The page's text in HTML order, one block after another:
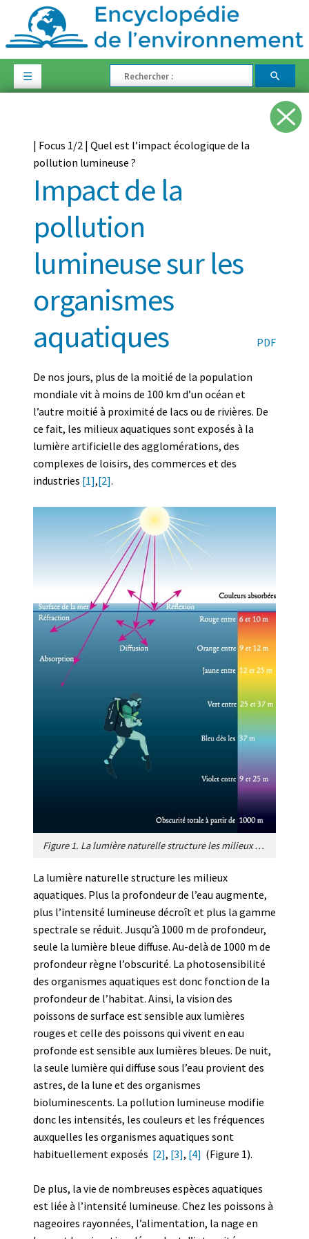
☰
| Focus 1/2 | Quel est l’impact écologique de la
pollution lumineuse ?
Impact de la
pollution
lumineuse sur les
organismes
aquatiques
PDF
De nos jours, plus de la moitié de la population
mondiale vit à moins de 100 km d’un océan et
l’autre moitié à proximité de lacs ou de rivières. De
ce fait, les milieux aquatiques sont exposés à la
lumière artificielle des agglomérations, des
complexes de loisirs, des commerces et des
industries [1],[2].
Figure 1. La lumière naturelle structure les milieux aquatiques : plus la profondeur de l’eau augmente, plus l’intensité de la lumière diminue et plus la gamme spectrale de la lumière qui diffuse rétrécie. L‘eau agit comme un agent filtrant qui tend à sélectionner une seule longueur d’onde du spectre lumineux (monochromateur). Les longueurs d’onde longues (couleur rouge) sont les premières à disparaître. A 1000 mètres de profondeur, il ne reste plus qu’une faible gamme spectrale centrée sur le bleu, aux alentours de 480 nm. [Source : Figure modifiée d’après Le Tallec, 2013 [voir ref. 4].]
La lumière naturelle structure les milieux
aquatiques. Plus la profondeur de l’eau augmente,
plus l’intensité lumineuse décroît et plus la gamme
spectrale se réduit. Jusqu’à 1000 m de profondeur,
seule la lumière bleue diffuse. Au-delà de 1000 m de
profondeur règne l’obscurité. La photosensibilité
des organismes aquatiques est donc fonction de la
profondeur de l’habitat. Ainsi, la vision des
poissons de surface est sensible aux lumières
rouges et celle des poissons qui vivent en eau
profonde est sensible aux lumières bleues. De nuit,
la seule lumière qui diffuse sous l’eau provient des
astres, de la lune et des organismes
bioluminescents. La pollution lumineuse modifie
donc les intensités, les couleurs et les fréquences
auxquelles les organismes aquatiques sont
habituellement exposés [2], [3], [4] (Figure 1).
De plus, la vie de nombreuses espèces aquatiques
est liée à l’intensité lumineuse. Chez les poissons à
nageoires rayonnées, l’alimentation, la nage en